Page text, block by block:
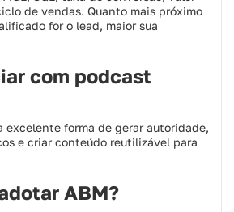
de vendas. Quanto mais próximo
for o lead, maior sua
com podcast
excelente forma de gerar autoridade,
e criar conteúdo reutilizável para
ABM?